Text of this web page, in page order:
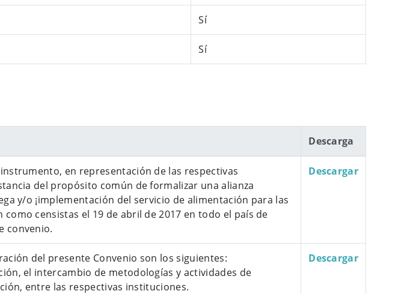
Sí
Sí
Descarga​
en representación de las respectivas
del propósito común de formalizar una alianza
y/o ¡implementación del servicio de alimentación para las
censistas el 19 de abril de 2017 en todo el país de
convenio.
Descargar
del presente Convenio son los siguientes:
el intercambio de metodologías y actividades de
entre las respectivas instituciones.
Descargar